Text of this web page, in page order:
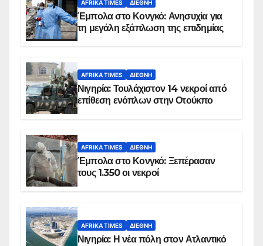
AFRIKA TIMES ΔΙΕΘΝΉ
Έμπολα στο Κονγκό: Ανησυχία για
τη μεγάλη εξάπλωση της επιδημίας
AFRIKA TIMES ΔΙΕΘΝΉ
Νιγηρία: Τουλάχιστον 14 νεκροί από
επίθεση ενόπλων στην Οτούκπο
AFRIKA TIMES ΔΙΕΘΝΉ
Έμπολα στο Κονγκό: Ξεπέρασαν
τους 1.350 οι νεκροί
AFRIKA TIMES ΔΙΕΘΝΉ
Νιγηρία: Η νέα πόλη στον Ατλαντικό